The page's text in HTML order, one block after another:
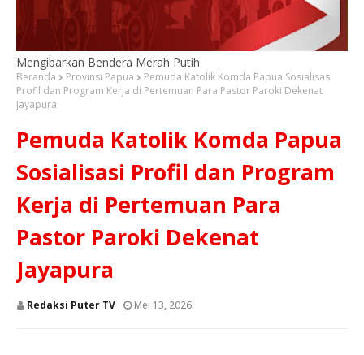
Mengibarkan Bendera Merah Putih
Beranda Provinsi Papua
Pemuda Katolik Komda Papua Sosialisasi
Profil dan Program Kerja di Pertemuan Para Pastor Paroki Dekenat
Jayapura
Pemuda Katolik Komda Papua
Sosialisasi Profil dan Program
Kerja di Pertemuan Para
Pastor Paroki Dekenat
Jayapura
Redaksi Puter TV Mei 13, 2026